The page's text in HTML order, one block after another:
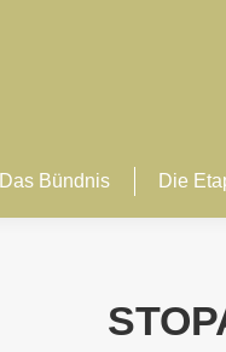
Das Bündnis Die